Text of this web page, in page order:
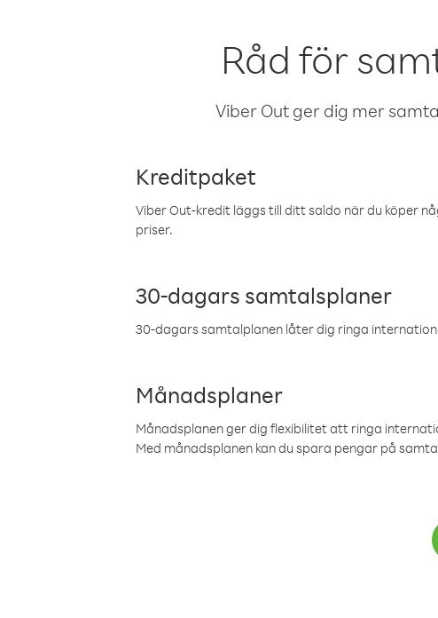
Råd för
Viber Out ger dig mer
Kreditpaket
Viber Out-kredit läggs till ditt saldo när du köper
priser.
30-dagars samtalsplaner
30-dagars samtalplanen låter dig ringa
Månadsplaner
Månadsplanen ger dig flexibilitet att ringa
Med månadsplanen kan du spara pengar på